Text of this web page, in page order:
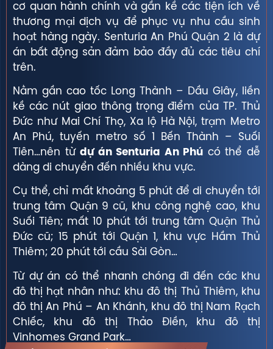
cơ quan hành chính và gần kề các tiện ích về
thương mại dịch vụ để phục vụ nhu cầu sinh
hoạt hàng ngày. Senturia An Phú Quận 2 là dự
án bất động sản đảm bảo đầy đủ các tiêu chí
trên.
Nằm gần cao tốc Long Thành – Dầu Giây, liền
kề các nút giao thông trọng điểm của TP. Thủ
Đức như Mai Chí Thọ, Xa lộ Hà Nội, trạm Metro
An Phú, tuyến metro số 1 Bến Thành – Suối
Tiên…nên từdự án Senturia An Phú có thể dễ
dàng di chuyển đến nhiều khu vực.
Cụ thể, chỉ mất khoảng 5 phút để di chuyển tới
trung tâm Quận 9 cũ, khu công nghệ cao, khu
Suối Tiên; mất 10 phút tới trung tâm Quận Thủ
Đức cũ; 15 phút tới Quận 1, khu vực Hầm Thủ
Thiêm; 20 phút tới cầu Sài Gòn…
Từ dự án có thể nhanh chóng đi đến các khu
đô thị hạt nhân như: khu đô thị Thủ Thiêm, khu
đô thị An Phú – An Khánh, khu đô thị Nam Rạch
Chiếc, khu đô thị Thảo Điền, khu đô thị
Vinhomes Grand Park…